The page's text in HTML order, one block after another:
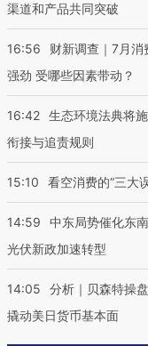
渠道和产品共同突破
16:56
财新调查｜7月
强劲 受哪些因素带动？
16:42 生态环境法典将
衔接与追责规则
15:10 看空消费的“三大
14:59
中东局势催化东
光伏新政加速转型
14:05
分析｜贝森特操
撬动美日货币基本面